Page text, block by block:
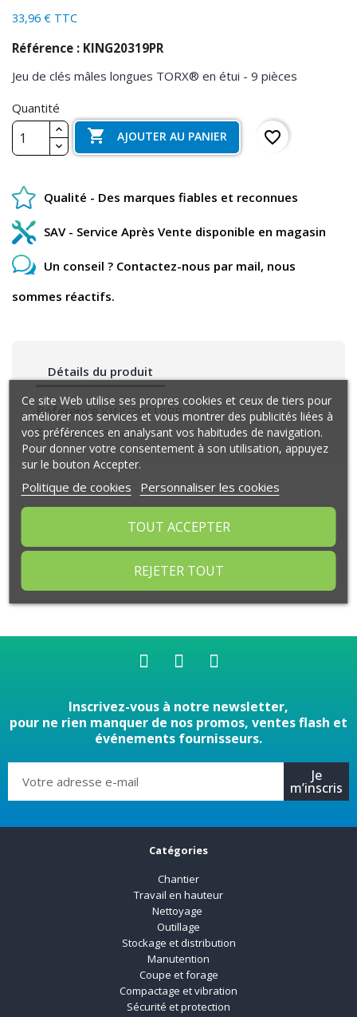
33,96 € TTC
Référence : KING20319PR
Jeu de clés mâles longues TORX® en étui - 9 pièces
Quantité
 AJOUTER AU PANIER favorite_border
Qualité - Des marques fiables et reconnues
SAV - Service Après Vente disponible en magasin
Un conseil ? Contactez-nous par mail, nous
sommes réactifs.
Détails du produit
Référence KING20319PR
En stock 4 Produits
Aucun avis n'a été publié pour le moment.
Inscrivez-vous à notre newsletter,
pour ne rien manquer de nos promos, ventes flash et
événements fournisseurs.
Je
m’inscris
Catégories
Chantier
Travail en hauteur
Nettoyage
Outillage
Stockage et distribution
Manutention
Coupe et forage
Compactage et vibration
Sécurité et protection
Ce site Web utilise ses propres cookies et ceux de tiers pour
améliorer nos services et vous montrer des publicités liées à
vos préférences en analysant vos habitudes de navigation.
Pour donner votre consentement à son utilisation, appuyez
sur le bouton Accepter.
Politique de cookies Personnaliser les cookies
REJETER TOUT
TOUT ACCEPTER